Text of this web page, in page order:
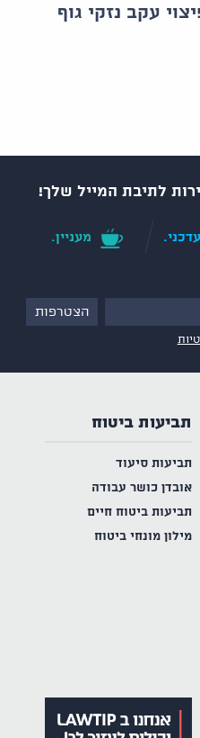
עקב נזקי גוף
לתיבת המייל שלך!
עדכני. מעניין.
תביעות ביטוח
תביעות סיעוד
אובדן כושר עבודה
תביעות ביטוח חיים
מילון מונחי ביטוח